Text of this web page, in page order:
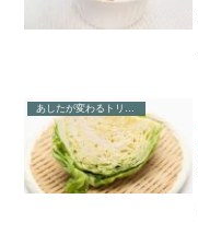
あしたが変わるトリセツショー